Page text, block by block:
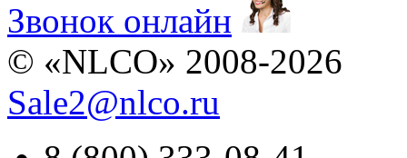
Звонок онлайн
© «NLCO» 2008-2026
Sale2@nlco.ru